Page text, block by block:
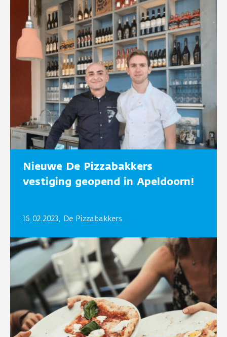
Nieuwe De Pizzabakkers
vestiging geopend in Apeldoorn!
16.02.2023, De Pizzabakkers